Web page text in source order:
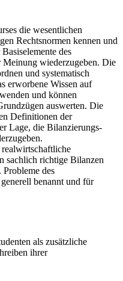
die wesentlichen
Rechtsnormen kennen und
des
Meinung wiederzugeben. Die
und systematisch
erworbene Wissen auf
und können
auswerten. Die
Definitionen der
Lage, die Bilanzierungs-
sachlich richtige Bilanzen
des
benannt und für
als zusätzliche
ihrer